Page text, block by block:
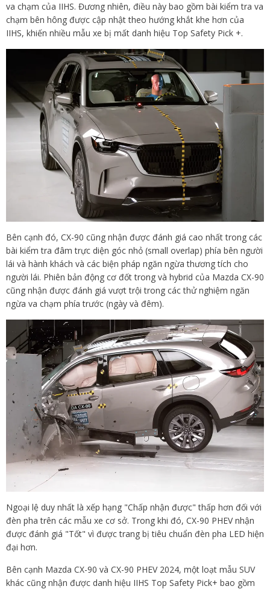
va chạm của IIHS. Đương nhiên, điều này bao gồm bài kiểm tra va
chạm bên hông được cập nhật theo hướng khắt khe hơn của
IIHS, khiến nhiều mẫu xe bị mất danh hiệu Top Safety Pick +.
Bên cạnh đó, CX-90 cũng nhận được đánh giá cao nhất trong các
bài kiểm tra đâm trực diện góc nhỏ (small overlap) phía bên người
lái và hành khách và các biện pháp ngăn ngừa thương tích cho
người lái. Phiên bản động cơ đốt trong và hybrid của Mazda CX-90
cũng nhận được đánh giá vượt trội trong các thử nghiệm ngăn
ngừa va chạm phía trước (ngày và đêm).
Ngoại lệ duy nhất là xếp hạng "Chấp nhận được" thấp hơn đối với
đèn pha trên các mẫu xe cơ sở. Trong khi đó, CX-90 PHEV nhận
được đánh giá "Tốt" vì được trang bị tiêu chuẩn đèn pha LED hiện
đại hơn.
Bên cạnh Mazda CX-90 và CX-90 PHEV 2024, một loạt mẫu SUV
khác cũng nhận được danh hiệu IIHS Top Safety Pick+ bao gồm